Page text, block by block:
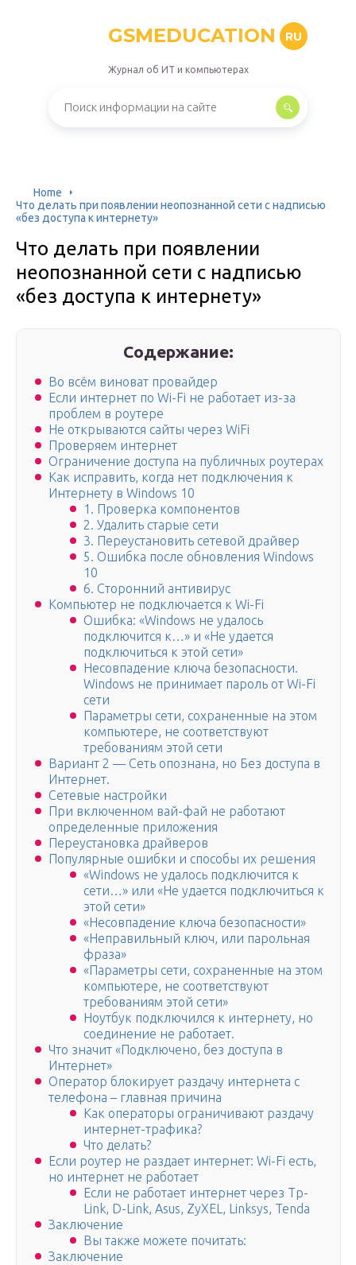
GSMEDUCATION RU
Журнал об ИТ и компьютерах
Home
Что делать при появлении неопознанной сети с надписью
«без доступа к интернету»
Что делать при появлении
неопознанной сети с надписью
«без доступа к интернету»
Содержание:
Во всём виноват провайдер
Если интернет по Wi-Fi не работает из-за
проблем в роутере
Не открываются сайты через WiFi
Проверяем интернет
Ограничение доступа на публичных роутерах
Как исправить, когда нет подключения к
Интернету в Windows 10
1. Проверка компонентов
2. Удалить старые сети
3. Переустановить сетевой драйвер
5. Ошибка после обновления Windows
10
6. Сторонний антивирус
Компьютер не подключается к Wi-Fi
Ошибка: «Windows не удалось
подключится к…» и «Не удается
подключиться к этой сети»
Несовпадение ключа безопасности.
Windows не принимает пароль от Wi-Fi
сети
Параметры сети, сохраненные на этом
компьютере, не соответствуют
требованиям этой сети
Вариант 2 — Сеть опознана, но Без доступа в
Интернет.
Сетевые настройки
При включенном вай-фай не работают
определенные приложения
Переустановка драйверов
Популярные ошибки и способы их решения
«Windows не удалось подключится к
сети…» или «Не удается подключиться к
этой сети»
«Несовпадение ключа безопасности»
«Неправильный ключ, или парольная
фраза»
«Параметры сети, сохраненные на этом
компьютере, не соответствуют
требованиям этой сети»
Ноутбук подключился к интернету, но
соединение не работает.
Что значит «Подключено, без доступа в
Интернет»
Оператор блокирует раздачу интернета с
телефона – главная причина
Как операторы ограничивают раздачу
интернет-трафика?
Что делать?
Если роутер не раздает интернет: Wi-Fi есть,
но интернет не работает
Если не работает интернет через Tp-
Link, D-Link, Asus, ZyXEL, Linksys, Tenda
Заключение
Вы также можете почитать:
Заключение